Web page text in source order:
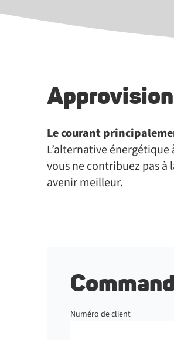
Le courant
L’alternative
vous ne contribuez pas
avenir meilleur.
Numéro de client